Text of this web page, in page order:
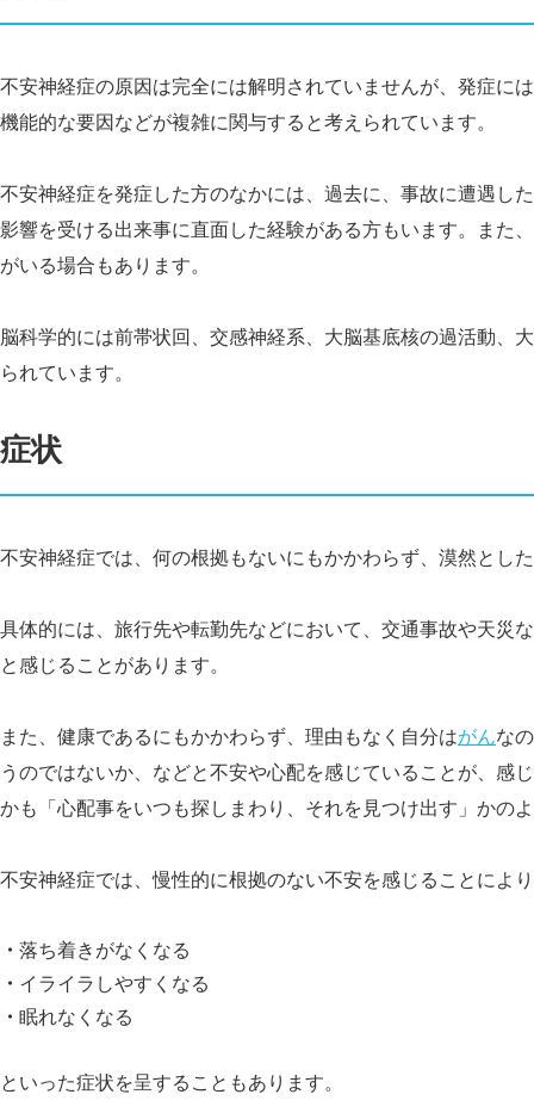
不安神経症の原因は完全には解明されていませんが、発症に
機能的な要因などが複雑に関与すると考えられています。
不安神経症を発症した方のなかには、過去に、事故に遭遇し
影響を受ける出来事に直面した経験がある方もいます。また
がいる場合もあります。
脳科学的には前帯状回、交感神経系、大脳基底核の過活動、
られています。
症状
不安神経症では、何の根拠もないにもかかわらず、漠然とし
具体的には、旅行先や転勤先などにおいて、交通事故や天災
と感じることがあります。
また、健康であるにもかかわらず、理由もなく自分はがんな
うのではないか、などと不安や心配を感じていることが、感
かも「心配事をいつも探しまわり、それを見つけ出す」かの
不安神経症では、慢性的に根拠のない不安を感じることにより
落ち着きがなくなる
イライラしやすくなる
眠れなくなる
といった症状を呈することもあります。